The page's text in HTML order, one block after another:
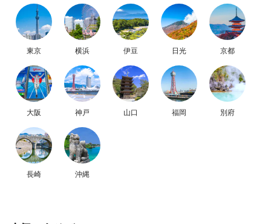
東京 横浜 伊豆 日光 京都
大阪 神戸 山口 福岡 別府
長崎 沖縄